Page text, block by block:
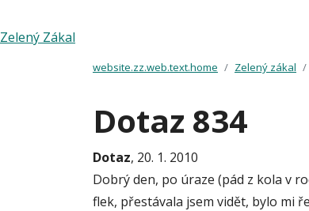
Zelený Zákal
website.zz.web.text.home Zelený zákal
Dotaz 834
Dotaz, 20. 1. 2010
Dobrý den, po úraze (pád z kola v
flek, přestávala jsem vidět, bylo mi